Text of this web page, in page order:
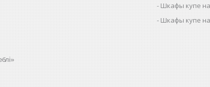
Шкафы купе
Шкафы купе